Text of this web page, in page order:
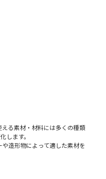
る素材・材料には多くの種類
します。
造形物によって適した素材を